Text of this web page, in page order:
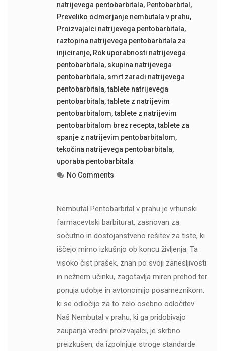
natrijevega pentobarbitala, Pentobarbital ,
Preveliko odmerjanje nembutala v prahu,
Proizvajalci natrijevega pentobarbitala,
raztopina natrijevega pentobarbitala za
injiciranje, Rok uporabnosti natrijevega
pentobarbitala, skupina natrijevega
pentobarbitala, smrt zaradi natrijevega
pentobarbitala,tablete natrijevega
pentobarbitala,tablete z natrijevim
pentobarbitalom,tablete z natrijevim
pentobarbitalom brez recepta,tablete za
spanje z natrijevim pentobarbitalom,
tekočina natrijevega pentobarbitala,
uporaba pentobarbitala
No Comments
Nembutal Pentobarbital v prahu je vrhunski
farmacevtski barbiturat, zasnovan za
sočutno in dostojanstveno rešitev za tiste, ki
iščejo mirno izkušnjo ob koncu življenja. Ta
visoko čist prašek, znan po svoji zanesljivosti
in nežnem učinku, zagotavlja miren prehod ter
ponuja udobje in avtonomijo posameznikom,
ki se odločijo za to zelo osebno odločitev.
Naš Nembutal v prahu, ki ga pridobivajo
zaupanja vredni proizvajalci, je skrbno
preizkušen, da izpolnjuje stroge standarde